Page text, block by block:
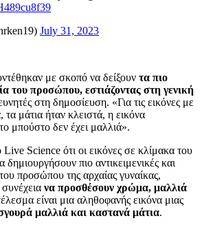
July 31, 2023
με σκοπό να δείξουν τα πιο
του προσώπου, εστιάζοντας στη γενική
στη δημοσίευση. «Για τις εικόνες με
τα μάτια ήταν κλειστά, η εικόνα
μπούστο δεν έχει μαλλιά».
Science ότι οι εικόνες σε κλίμακα του
δημιουργήσουν πιο αντικειμενικές και
προσώπου της αρχαίας γυναίκας,
να προσθέσουν χρώμα, μαλλιά
είναι μια αληθοφανής εικόνα μιας
μαλλιά και καστανά μάτια.